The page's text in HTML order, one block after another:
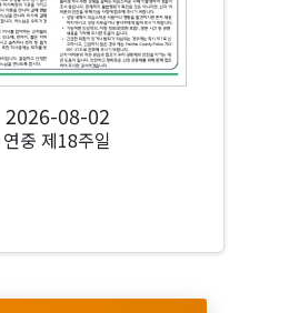
2026-08-02
연중 제18주일